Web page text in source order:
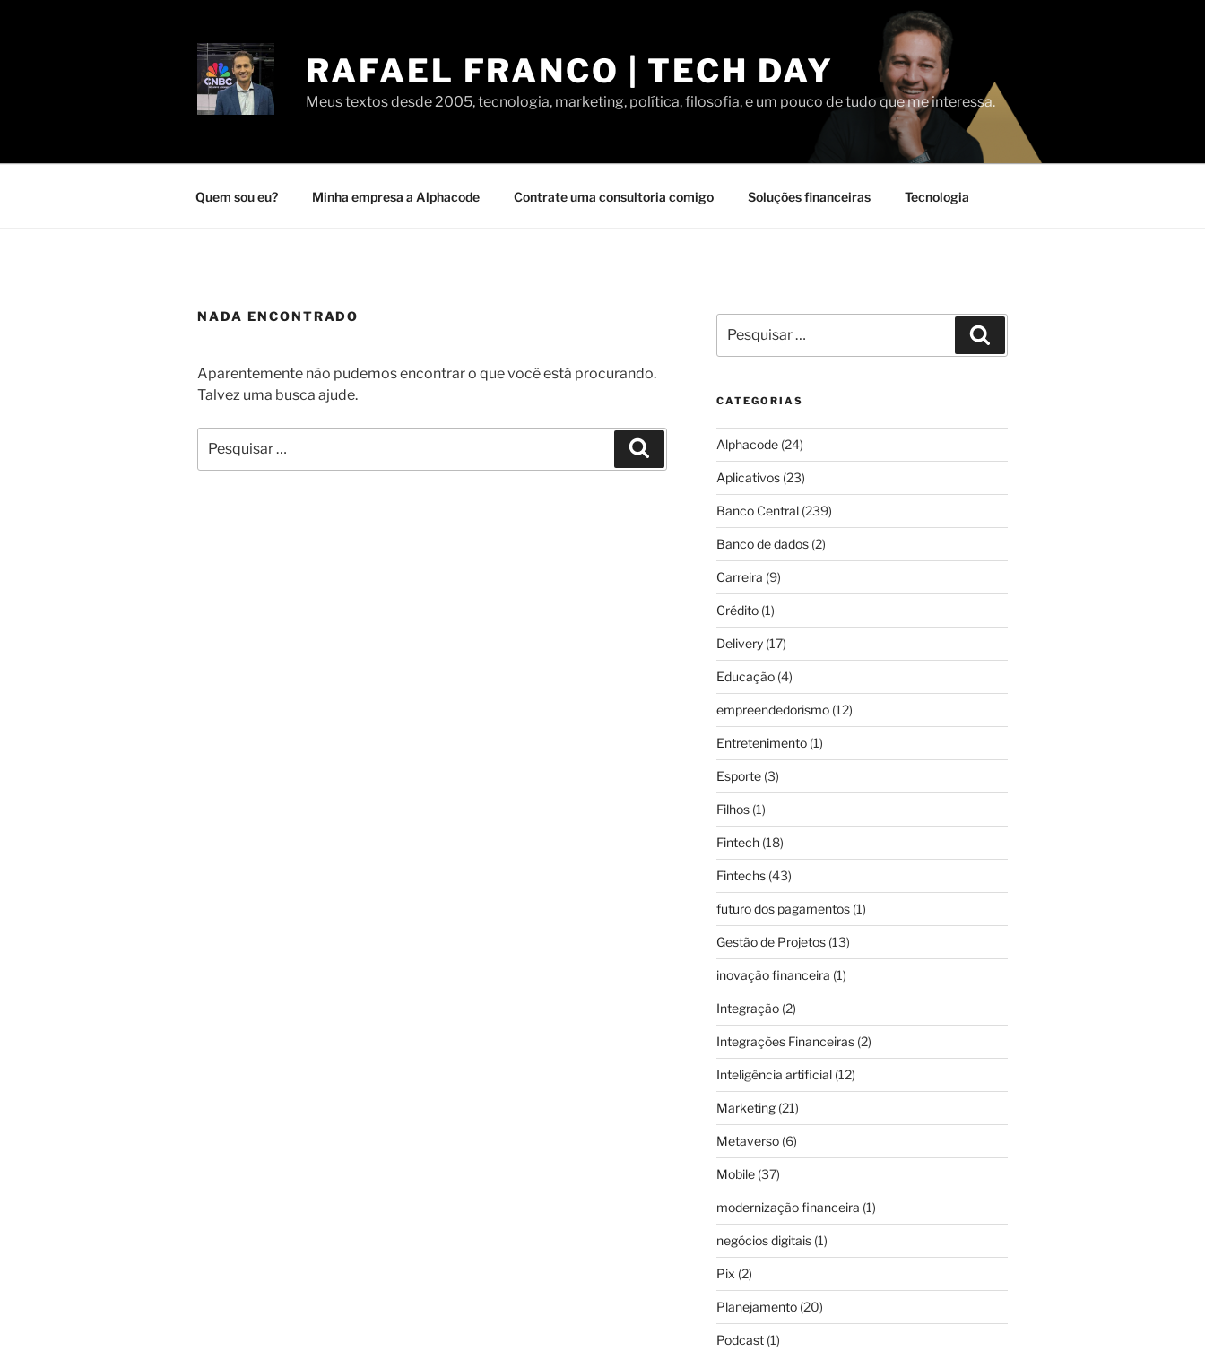
RAFAEL FRANCO | TECH DAY
Meus textos desde 2005, tecnologia, marketing, política, filosofia, e um pouco de tudo que me interessa.
Quem sou eu? Minha empresa a Alphacode Contrate uma consultoria comigo Soluções financeiras Tecnologia
NADA ENCONTRADO
Aparentemente não pudemos encontrar o que você está procurando.
Talvez uma busca ajude.
por:
Pesquisar
por:
CATEGORIAS
Alphacode(24)
Aplicativos(23)
Banco Central(239)
Banco de dados(2)
Carreira (9)
Crédito(1)
Delivery(17)
Educação(4)
empreendedorismo(12)
Entretenimento(1)
Esporte(3)
Filhos(1)
Fintech(18)
Fintechs(43)
futuro dos pagamentos(1)
Gestão de Projetos(13)
inovação financeira (1)
Integração(2)
Integrações Financeiras(2)
Inteligência artificial(12)
Marketing(21)
Metaverso(6)
Mobile(37)
modernização financeira (1)
negócios digitais(1)
Pix (2)
Planejamento(20)
Podcast(1)